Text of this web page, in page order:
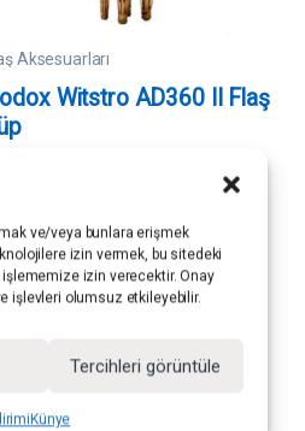
ve/veya bunlara erişmek
izin vermek, bu sitedeki
izin verecektir. Onay
işlevleri olumsuz etkileyebilir.
Tercihleri görüntüle
Künye
Aksesuarları
Witstro AD360 II Flaş
Flaş & Paraflaş
Witstro AD360 II Flaş Tüp
SA.GO.TUP.AD360II